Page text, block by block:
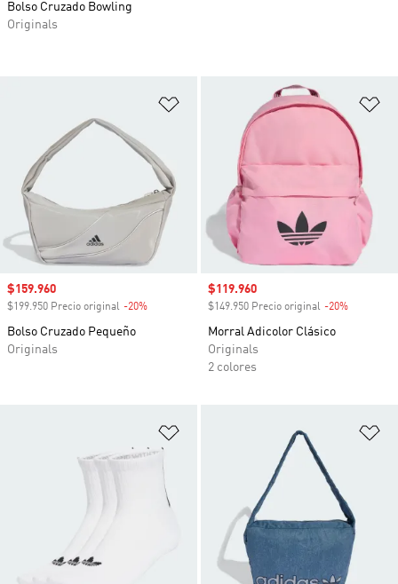
Añadir a la lista de deseos
Precio de venta
$159.960
$199.950 Precio original -20%
Bolso Cruzado Pequeño
Originals
Precio de venta
$119.960
$149.950 Precio original -20%
Morral Adicolor Clásico
Originals
2 colores
Añadir a la lista de deseos
Bolso Cruzado Bowling
Originals